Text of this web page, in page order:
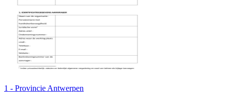
1 - Provincie Antwerpen